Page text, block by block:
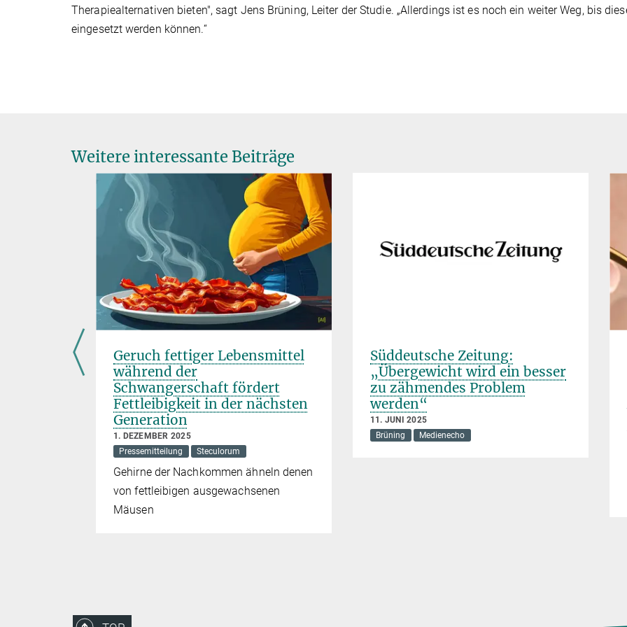
Therapiealternativen bieten", sagt Jens Brüning, Leiter der Studie. „Allerdings ist es noch ein weiter Weg, bis
eingesetzt werden können.“
Weitere interessante Beiträge
Geruch fettiger Lebensmittel
während der
Schwangerschaft fördert
Fettleibigkeit in der nächsten
Generation
1. DEZEMBER 2025
Pressemitteilung
Steculorum
Gehirne der Nachkommen ähneln denen
von fettleibigen ausgewachsenen
Mäusen
Süddeutsche Zeitung:
„Übergewicht wird ein besser
zu zähmendes Problem
werden“
11. JUNI 2025
Brüning
Medienecho